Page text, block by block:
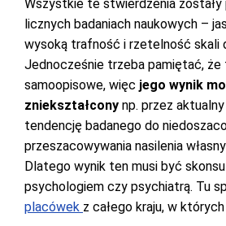
Wszystkie te stwierdzenia
licznych badaniach naukowych –
wysoką trafność i rzetelność skali
Jednocześnie trzeba pamiętać, że
samoopisowe, więc jego wynik
zniekształcony np. przez
tendencję badanego do
przeszacowywania nasilenia
Dlatego wynik ten musi być
psychologiem czy psychiatrą. Tu
placówek z całego kraju, w